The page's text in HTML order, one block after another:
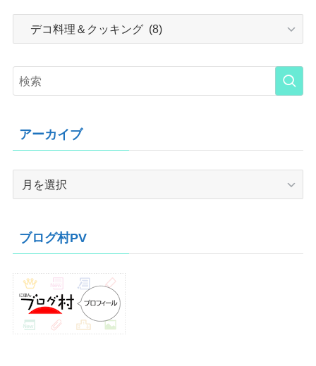
Category
アーカイブ
ブ
ブログ村PV